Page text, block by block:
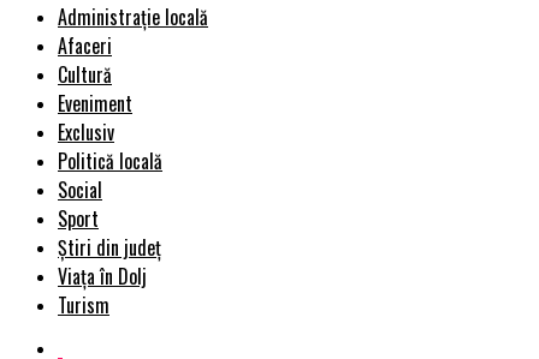
Administrație locală
Afaceri
Cultură
Eveniment
Exclusiv
Politică locală
Social
Sport
Știri din județ
Viața în Dolj
Turism